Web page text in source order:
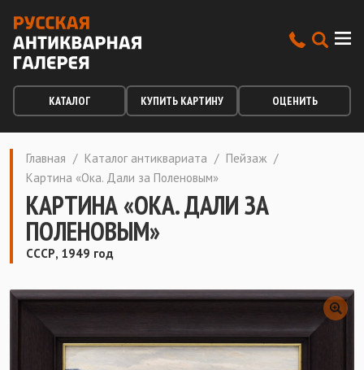
КАТАЛОГ КУПИТЬ КАРТИНУ ОЦЕНИТЬ
Главная / Каталог антиквариата / Пейзаж /
Картина «Ока. Дали за Поленовым»
КАРТИНА «ОКА. ДАЛИ ЗА
ПОЛЕНОВЫМ»
СССР, 1949 год